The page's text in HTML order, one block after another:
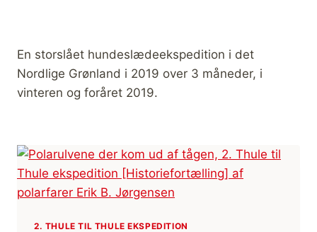
En storslået hundeslædeekspedition i det
Nordlige Grønland i 2019 over 3 måneder, i
vinteren og foråret 2019.
2. THULE TIL THULE EKSPEDITION